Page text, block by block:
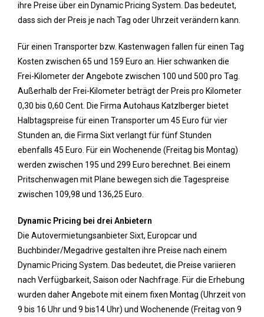
ihre Preise über ein Dynamic Pricing System. Das bedeutet,
dass sich der Preis je nach Tag oder Uhrzeit verändern kann.
Für einen Transporter bzw. Kastenwagen fallen für einen Tag
Kosten zwischen 65 und 159 Euro an. Hier schwanken die
Frei-Kilometer der Angebote zwischen 100 und 500 pro Tag.
Außerhalb der Frei-Kilometer beträgt der Preis pro Kilometer
0,30 bis 0,60 Cent. Die Firma Autohaus Katzlberger bietet
Halbtagspreise für einen Transporter um 45 Euro für vier
Stunden an, die Firma Sixt verlangt für fünf Stunden
ebenfalls 45 Euro. Für ein Wochenende (Freitag bis Montag)
werden zwischen 195 und 299 Euro berechnet. Bei einem
Pritschenwagen mit Plane bewegen sich die Tagespreise
zwischen 109,98 und 136,25 Euro.
Dynamic Pricing bei drei Anbietern
Die Autovermietungsanbieter Sixt, Europcar und
Buchbinder/Megadrive gestalten ihre Preise nach einem
Dynamic Pricing System. Das bedeutet, die Preise variieren
nach Verfügbarkeit, Saison oder Nachfrage. Für die Erhebung
wurden daher Angebote mit einem fixen Montag (Uhrzeit von
9 bis 16 Uhr und 9 bis14 Uhr) und Wochenende (Freitag von 9